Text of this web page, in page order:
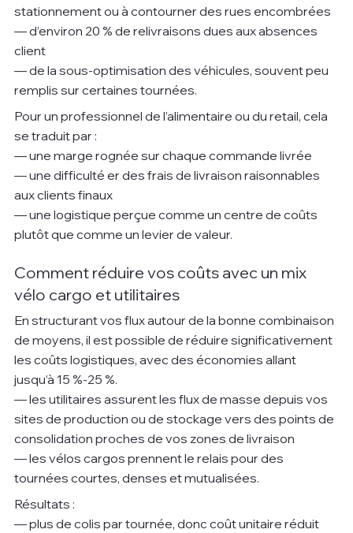
stationnement ou à contourner des rues encombrées
— d’environ 20 % de relivraisons dues aux absences
client
— de la sous-optimisation des véhicules, souvent peu
remplis sur certaines tournées.
Pour un professionnel de l’alimentaire ou du retail, cela
se traduit par :
— une marge rognée sur chaque commande livrée
— une difficulté er des frais de livraison raisonnables
aux clients finaux
— une logistique perçue comme un centre de coûts
plutôt que comme un levier de valeur.
Comment réduire vos coûts avec un mix
vélo cargo et utilitaires
En structurant vos flux autour de la bonne combinaison
de moyens, il est possible de réduire significativement
les coûts logistiques, avec des économies allant
jusqu’à 15 %-25 %.
— les utilitaires assurent les flux de masse depuis vos
sites de production ou de stockage vers des points de
consolidation proches de vos zones de livraison
— les vélos cargos prennent le relais pour des
tournées courtes, denses et mutualisées.
Résultats :
— plus de colis par tournée, donc coût unitaire réduit